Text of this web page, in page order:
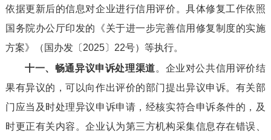
依据更新后的信息对企业进行信用评价。具体修复工作依照
国务院办公厅印发的《关于进一步完善信用修复制度的实施
方案》（国办发〔2025〕22号）等执行。
十一、畅通异议申诉处理渠道。企业对公共信用评价结
果有异议的，可以向作出评价的部门提出异议申诉。有关部
门应当及时处理异议申诉申请，经核实符合申诉条件的，及
时更正有关内容。企业认为第三方机构采集信息存在错误、